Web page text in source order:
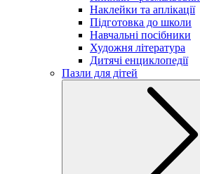
Наклейки та аплікації
Підготовка до школи
Навчальні посібники
Художня література
Дитячі енциклопедії
Пазли для дітей